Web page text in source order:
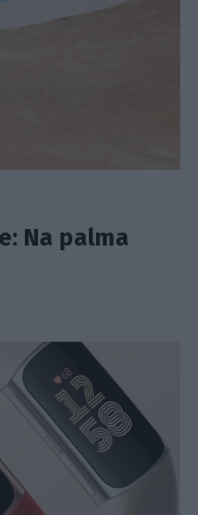
Na palma